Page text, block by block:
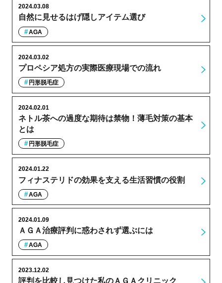
自然に見せるはげ隠しアイテム選び
2024.03.08
AGA
プロペシア処方の実際医療現場での流れ
2024.03.02
円形脱毛症
ネトル茶への過度な期待は禁物！薄毛対策の基本
とは
2024.02.01
円形脱毛症
フィナステリドの効果を支える生活習慣の役割
2024.01.22
AGA
ＡＧＡ治療評判に惑わされず選ぶには
2024.01.09
AGA
評判を比較し見つけた私のＡＧＡクリニック
2023.12.02